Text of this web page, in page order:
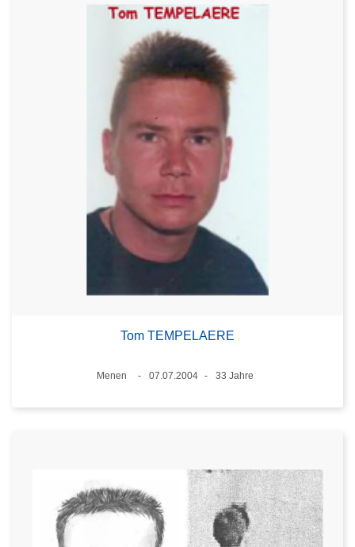
Tom TEMPELAERE
Standort
Menen
07.07.2004
33 Jahre